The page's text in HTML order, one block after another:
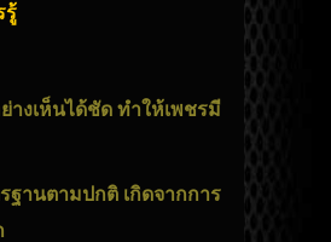
รู้
างเห็นได้ชัด ทำให้เพชรมี
ฐานตามปกติ เกิดจากการ